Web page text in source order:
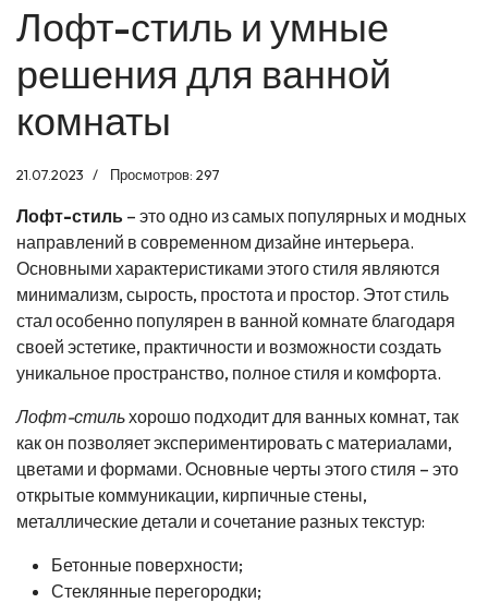
Лофт-стиль и умные
решения для ванной
комнаты
21.07.2023 Просмотров: 297
Лофт-стиль – это одно из самых популярных и модных
направлений в современном дизайне интерьера.
Основными характеристиками этого стиля являются
минимализм, сырость, простота и простор. Этот стиль
стал особенно популярен в ванной комнате благодаря
своей эстетике, практичности и возможности создать
уникальное пространство, полное стиля и комфорта.
Лофт-стильхорошо подходит для ванных комнат, так
как он позволяет экспериментировать с материалами,
цветами и формами. Основные черты этого стиля – это
открытые коммуникации, кирпичные стены,
металлические детали и сочетание разных текстур:
Бетонные поверхности;
Стеклянные перегородки;